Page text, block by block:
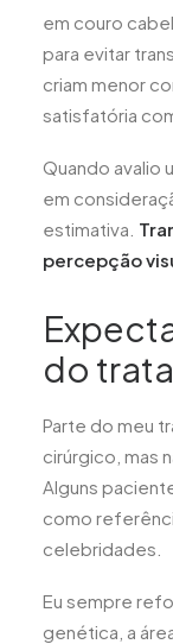
em couro
para evitar
criam menor
satisfatória
Quando avalio
em
estimativa.
percepção
do
Parte do meu
cirúrgico, mas
Alguns
como
celebridades.
Eu sempre
genética, a